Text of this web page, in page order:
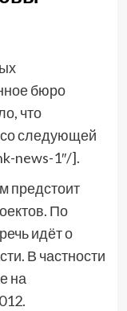
бюро
что
со следующей
news-1″/].
предстоит
По
идёт о
В частности
на